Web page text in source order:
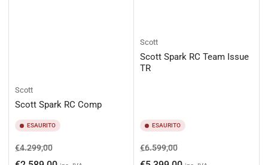
Scott
Scott Spark RC Comp
ESAURITO
Prezzo
di
€4.299,00Prezzo
scontato
Scott
Scott Spark RC Team Issue
TR
ESAURITO
Prezzo
di
€6.599,00Prezzo
scontato